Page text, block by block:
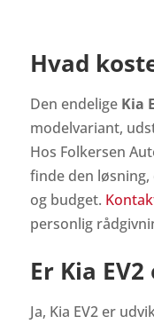
Hvad
Den endelige Kia
modelvariant,
Hos Folkersen
finde den
og budget.
personlig
Er Kia EV2
Ja, Kia EV2 er